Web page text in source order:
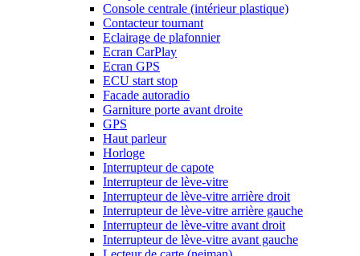
Console centrale (intérieur plastique)
Contacteur tournant
Eclairage de plafonnier
Ecran CarPlay
Ecran GPS
ECU start stop
Facade autoradio
Garniture porte avant droite
GPS
Haut parleur
Horloge
Interrupteur de capote
Interrupteur de lève-vitre
Interrupteur de lève-vitre arrière droit
Interrupteur de lève-vitre arrière gauche
Interrupteur de lève-vitre avant droit
Interrupteur de lève-vitre avant gauche